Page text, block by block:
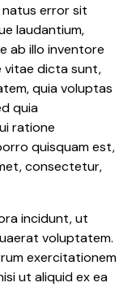
error sit
laudantium,
ab illo inventore
dicta sunt,
quia voluptas
quia
ratione
quisquam est,
consectetur,
incidunt, ut
voluptatem.
exercitationem
ut aliquid ex ea